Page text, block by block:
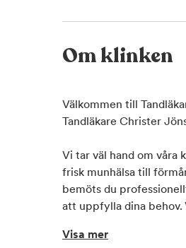
Om klinken
Välkommen till
Tandläkare Christer
Vi tar väl hand om våra
frisk munhälsa till
bemöts du
att uppfylla dina behov.
Tveka inte att kontakta
Visa mer